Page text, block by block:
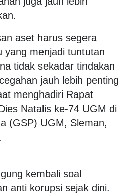
aset harus segera
yang menjadi tuntutan
tidak sekadar tindakan
jauh lebih penting
menghadiri Rapat
Natalis ke-74 UGM di
(GSP) UGM, Sleman,
kembali soal
anti korupsi sejak dini.